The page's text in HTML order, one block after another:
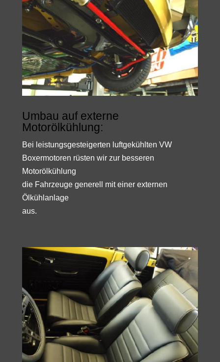
Umbau auf externe
Motorölkühlung:
Bei leistungsgesteigerten luftgekühlten VW
Boxermotoren rüsten wir zur besseren
Motorölkühlung
die Fahrzeuge generell mit einer externen
Ölkühlanlage
aus.